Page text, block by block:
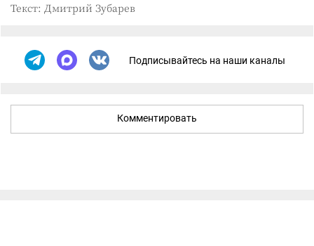
Текст: Дмитрий Зубарев
Подписывайтесь на наши каналы
Комментировать